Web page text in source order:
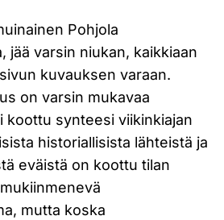
Pohjola
jää varsin niukan, kaikkiaan
kuvauksen varaan.
on varsin mukavaa
koottu synteesi viikinkiajan
historiallisista lähteistä ja
eväistä on koottu tilan
mutta koska